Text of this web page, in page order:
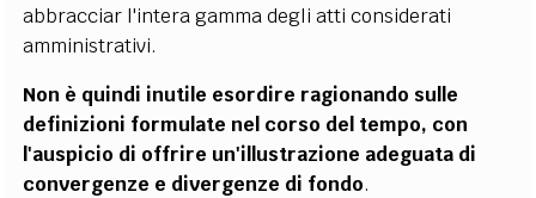
abbracciar l'intera gamma degli atti considerati
amministrativi.
Non è quindi inutile esordire ragionando sulle
definizioni formulate nel corso del tempo, con
l'auspicio di offrire un'illustrazione adeguata di
convergenze e divergenze di fondo.